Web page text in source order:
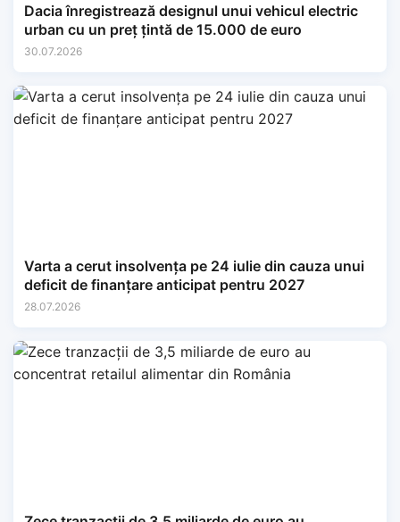
Dacia înregistrează designul unui vehicul electric
urban cu un preț țintă de 15.000 de euro
30.07.2026
Varta a cerut insolvența pe 24 iulie din cauza unui
deficit de finanțare anticipat pentru 2027
28.07.2026